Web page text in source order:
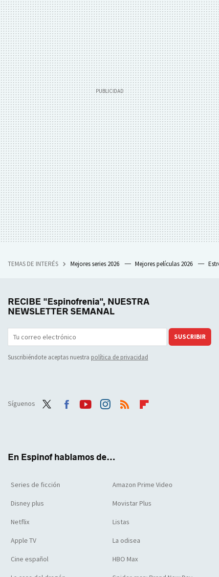
TEMAS DE INTERÉS Mejores series 2026 Mejores películas 2026
RECIBE "Espinofrenia", NUESTRA
NEWSLETTER SEMANAL
SUSCRIBIR
Suscribiéndote aceptas nuestra política de privacidad
Síguenos
En Espinof hablamos de...
Series de ficción Amazon Prime Video
Disney plus Movistar Plus
Netflix Listas
Apple TV La odisea
Cine español HBO Max